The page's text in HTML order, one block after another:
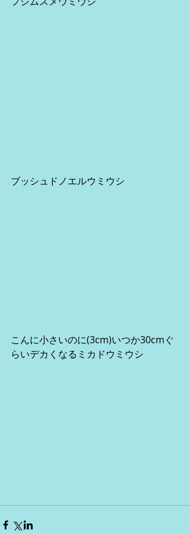
ブッシュドノエルウミウシ
こんに小さいのに(3cm)いつか30cmぐ
らいデカくなるミカドウミウシ